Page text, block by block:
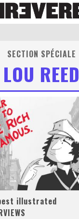
SECTION SPÉCIALE
LOU REED
illustrated